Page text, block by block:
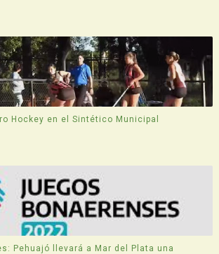
Hockey en el Sintético Municipal
Pehuajó llevará a Mar del Plata una